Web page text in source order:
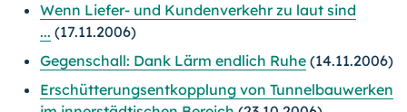
Wenn Liefer- und Kundenverkehr zu laut sind
... (17.11.2006)
Gegenschall: Dank Lärm endlich Ruhe (14.11.2006)
Erschütterungsentkopplung von Tunnelbauwerken